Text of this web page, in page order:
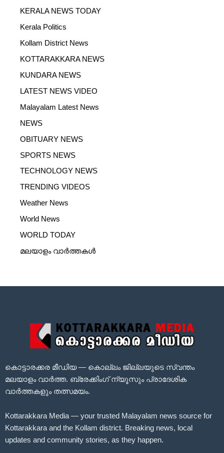
KERALA NEWS TODAY
Kerala Politics
Kollam District News
KOTTARAKKARA NEWS
KUNDARA NEWS
LATEST NEWS VIDEO
Malayalam Latest News
NEWS
OBITUARY NEWS
SPORTS NEWS
TECHNOLOGY NEWS
TRENDING VIDEOS
Weather News
World News
WORLD TODAY
മലയാളം വാർത്തകൾ
കൊട്ടാരക്കര മീഡിയ — കൊല്ലം ജില്ലയുടെ സ്വന്തം
മലയാളം വാർത്ത. ബ്രേക്കിംഗ് ന്യൂസും പ്രാദേശിക
വാർത്തകളും തത്സമയം.
Kottarakkara Media — your trusted Malayalam news source for
Kottarakkara and the Kollam district. Breaking news, local
updates and community stories, as they happen.